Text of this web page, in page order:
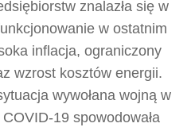
znalazła się w
w ostatnim
inflacja, ograniczony
wzrost kosztów energii.
wywołana wojną w
19 spowodowała